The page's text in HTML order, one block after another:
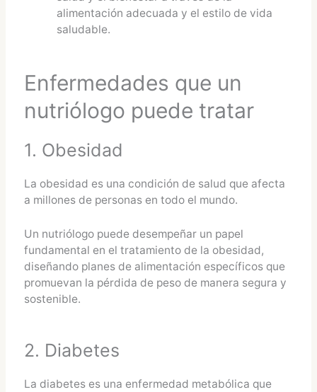
alimentación adecuada y el estilo de vida
saludable.
Enfermedades que un
nutriólogo puede tratar
1. Obesidad
La obesidad es una condición de salud que afecta
a millones de personas en todo el mundo.
Un nutriólogo puede desempeñar un papel
fundamental en el tratamiento de la obesidad,
diseñando planes de alimentación específicos que
promuevan la pérdida de peso de manera segura y
sostenible.
2. Diabetes
La diabetes es una enfermedad metabólica que